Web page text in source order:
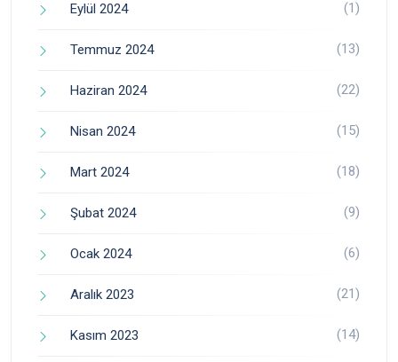
Eylül 2024 (1)
Temmuz 2024 (13)
Haziran 2024 (22)
Nisan 2024 (15)
Mart 2024 (18)
Şubat 2024 (9)
Ocak 2024 (6)
Aralık 2023 (21)
Kasım 2023 (14)